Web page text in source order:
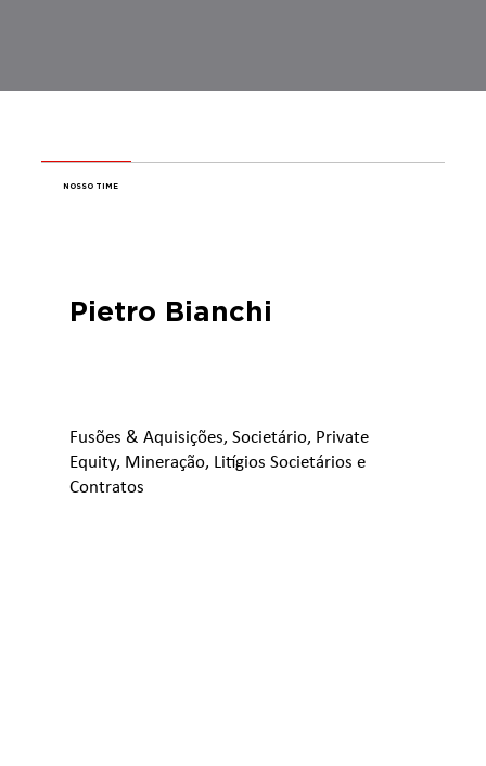
NOSSO TIME
Pietro Bianchi
Fusões & Aquisições, Societário, Private
Equity, Mineração, Litígios Societários e
Contratos